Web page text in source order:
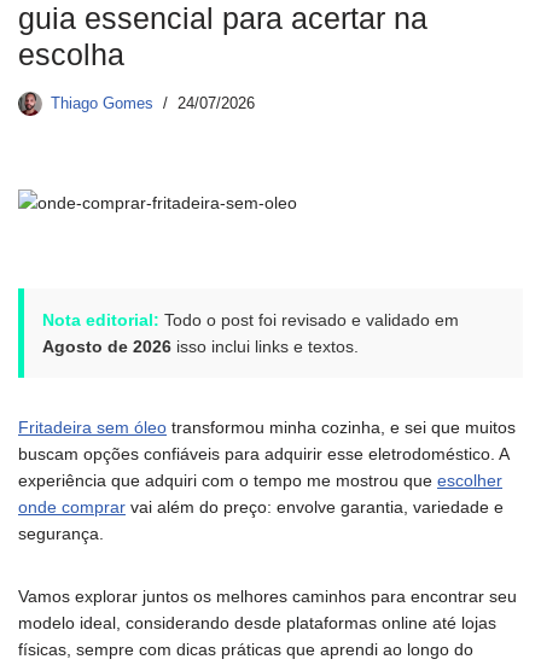
guia essencial para acertar na
escolha
Thiago Gomes 24/07/2026
Nota editorial: Todo o post foi revisado e validado em
Agosto de 2026 isso inclui links e textos.
Fritadeira sem óleo transformou minha cozinha, e sei que muitos
buscam opções confiáveis para adquirir esse eletrodoméstico. A
experiência que adquiri com o tempo me mostrou que escolher
onde comprar vai além do preço: envolve garantia, variedade e
segurança.
Vamos explorar juntos os melhores caminhos para encontrar seu
modelo ideal, considerando desde plataformas online até lojas
físicas, sempre com dicas práticas que aprendi ao longo do